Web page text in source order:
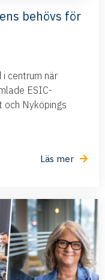
behövs för
centrum när
ESIC-
och Nyköpings
Läs mer